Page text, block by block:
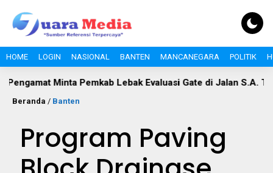
HOME LOGIN NASIONAL BANTEN MANCANEGARA POLITIK
Pemkab Lebak Evaluasi Gate di Jalan S.A. Tirtayasa
Beranda / Banten
Program Paving